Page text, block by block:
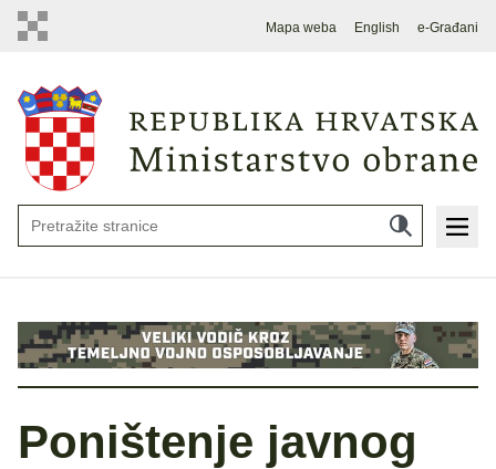
Mapa weba English e-Građani
Poništenje javnog